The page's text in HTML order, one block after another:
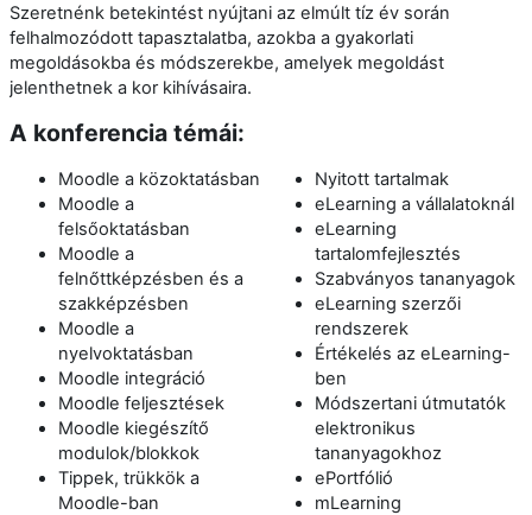
Szeretnénk betekintést nyújtani az elmúlt tíz év során
felhalmozódott tapasztalatba, azokba a gyakorlati
megoldásokba és módszerekbe, amelyek megoldást
jelenthetnek a kor kihívásaira.
A konferencia témái:
Moodle a közoktatásban
Moodle a
felsőoktatásban
Moodle a
felnőttképzésben és a
szakképzésben
Moodle a
nyelvoktatásban
Moodle integráció
Moodle feljesztések
Moodle kiegészítő
modulok/blokkok
Tippek, trükkök a
Moodle-ban
Nyitott tartalmak
eLearning a vállalatoknál
eLearning
tartalomfejlesztés
Szabványos tananyagok
eLearning szerzői
rendszerek
Értékelés az eLearning-
ben
Módszertani útmutatók
elektronikus
tananyagokhoz
ePortfólió
mLearning